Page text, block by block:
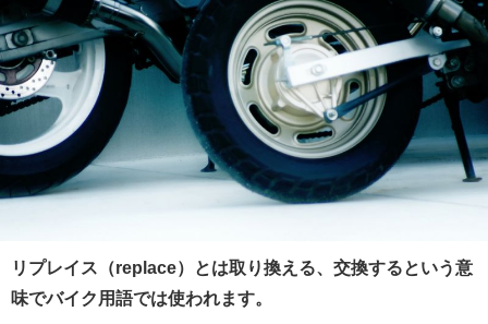
リプレイス（replace）とは取り換える、交換するという意
味でバイク用語では使われます。